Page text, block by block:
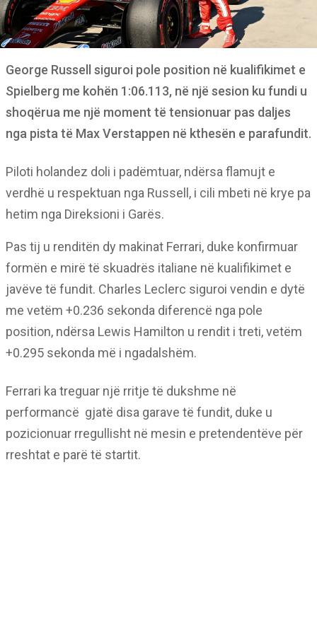
George Russell siguroi pole position në kualifikimet e
Spielberg me kohën 1:06.113, në një sesion ku fundi u
shoqërua me një moment të tensionuar pas daljes
nga pista të Max Verstappen në kthesën e parafundit.
Piloti holandez doli i padëmtuar, ndërsa flamujt e
verdhë u respektuan nga Russell, i cili mbeti në krye pa
hetim nga Direksioni i Garës.
Pas tij u renditën dy makinat Ferrari, duke konfirmuar
formën e mirë të skuadrës italiane në kualifikimet e
javëve të fundit. Charles Leclerc siguroi vendin e dytë
me vetëm +0.236 sekonda diferencë nga pole
position, ndërsa Lewis Hamilton u rendit i treti, vetëm
+0.295 sekonda më i ngadalshëm.
Ferrari ka treguar një rritje të dukshme në
performancë gjatë disa garave të fundit, duke u
pozicionuar rregullisht në mesin e pretendentëve për
rreshtat e parë të startit.